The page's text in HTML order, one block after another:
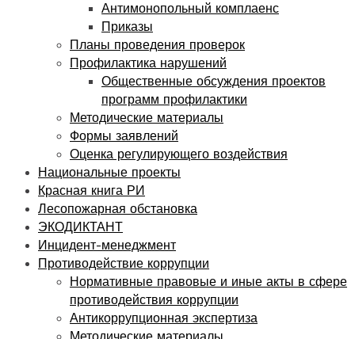
Антимонопольный комплаенс
Приказы
Планы проведения проверок
Профилактика нарушений
Общественные обсуждения проектов
программ профилактики
Методические материалы
Формы заявлений
Оценка регулирующего воздействия
Национальные проекты
Красная книга РИ
Лесопожарная обстановка
ЭКОДИКТАНТ
Инцидент-менеджмент
Противодействие коррупции
Нормативные правовые и иные акты в сфере
противодействия коррупции
Антикоррупционная экспертиза